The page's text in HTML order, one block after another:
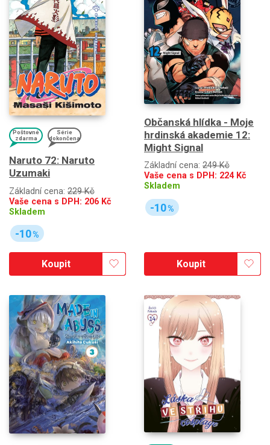
Poštovné
zdarma
Série
dokončena
Naruto 72: Naruto
Uzumaki
Základní cena: 229 Kč
Vaše cena s DPH: 206 Kč
Skladem
-10%
Koupit
Občanská hlídka - Moje
hrdinská akademie 12:
Might Signal
Základní cena: 249 Kč
Vaše cena s DPH: 224Kč
Skladem
-10%
Koupit